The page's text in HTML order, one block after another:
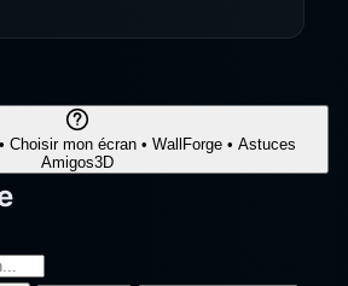
Choisir mon écran • WallForge • Astuces
Amigos3D